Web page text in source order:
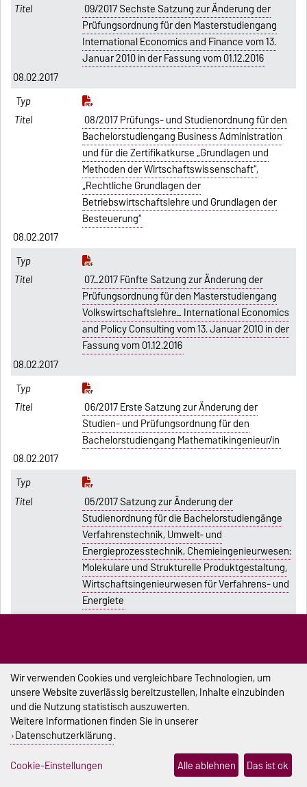
09/2017 Sechste Satzung zur Änderung der
Prüfungsordnung für den Masterstudiengang
International Economics and Finance vom 13.
Januar 2010 in der Fassung vom 01.12.2016
08.02.2017
08/2017 Prüfungs- und Studienordnung für den
Bachelorstudiengang Business Administration
und für die Zertifikatkurse „Grundlagen und
Methoden der Wirtschaftswissenschaft“,
„Rechtliche Grundlagen der
Betriebswirtschaftslehre und Grundlagen der
Besteuerung“
08.02.2017
07_2017 Fünfte Satzung zur Änderung der
Prüfungsordnung für den Masterstudiengang
Volkswirtschaftslehre_ International Economics
and Policy Consulting vom 13. Januar 2010 in der
Fassung vom 01.12.2016
08.02.2017
06/2017 Erste Satzung zur Änderung der
Studien- und Prüfungsordnung für den
Bachelorstudiengang Mathematikingenieur/in
08.02.2017
05/2017 Satzung zur Änderung der
Studienordnung für die Bachelorstudiengänge
Verfahrenstechnik, Umwelt- und
Energieprozesstechnik, Chemieingenieurwesen:
Molekulare und Strukturelle Produktgestaltung,
Wirtschaftsingenieurwesen für Verfahrens- und
Energiete
08.02.2017
04/2017 Erste Satzung zur Änderung der
Studienordnung für die Masterstudiengänge
Verfahrenstechnik, Umwelt- und
Energieprozesstechnik, Chemieingenieurwesen:
Molekulare und Strukturelle Produktgestaltung,
Wirtschaftsingenieurwesen für Verfahrens- und
Energ
Wir verwenden Cookies und vergleichbare Technologien, um
unsere Website zuverlässig bereitzustellen, Inhalte einzubinden
und die Nutzung statistisch auszuwerten.
Weitere Informationen finden Sie in unserer
Datenschutzerklärung.
Cookie-Einstellungen
Alle ablehnen Das ist ok